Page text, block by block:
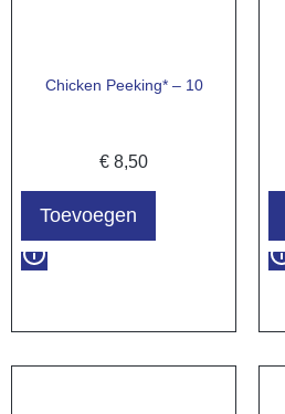
Chicken Peeking* – 10
€ 8,50
Toevoegen